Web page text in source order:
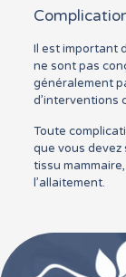
Il est important
ne sont pas
généralement
d’interventions
Toute
que vous
tissu
l’allaitement.